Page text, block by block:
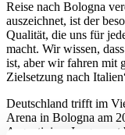
Reise nach Bologna
auszeichnet, ist der
Qualität, die uns für
macht. Wir wissen,
ist, aber wir fahren mit
Zielsetzung nach
Deutschland trifft im
Arena in Bologna am
Argentinien.